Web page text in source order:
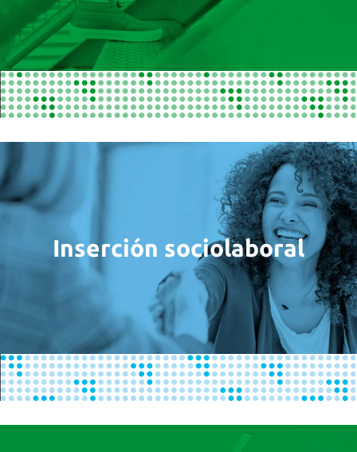
Inserción sociolaboral